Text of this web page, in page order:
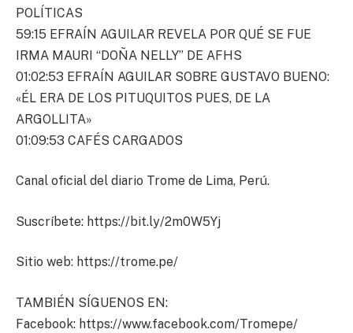
POLÍTICAS
59:15 EFRAÍN AGUILAR REVELA POR QUÉ SE FUE
IRMA MAURI “DOÑA NELLY” DE AFHS
01:02:53 EFRAÍN AGUILAR SOBRE GUSTAVO BUENO:
«ÉL ERA DE LOS PITUQUITOS PUES, DE LA
ARGOLLITA»
01:09:53 CAFÉS CARGADOS
Canal oficial del diario Trome de Lima, Perú.
Suscríbete: https://bit.ly/2m0W5Yj
Sitio web: https://trome.pe/
TAMBIÉN SÍGUENOS EN:
Facebook: https://www.facebook.com/Tromepe/